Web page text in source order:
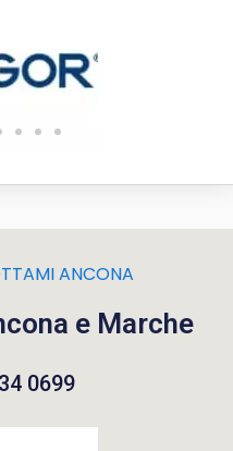
e Marche
0699